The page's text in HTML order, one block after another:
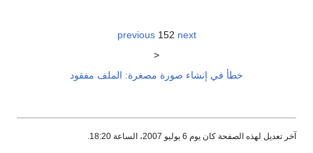
previous152 next
<
خطأ في إنشاء صورة مصغرة: الملف مفقود
آخر تعديل لهذه الصفحة كان يوم 6 يوليو 2007، الساعة 18:20.